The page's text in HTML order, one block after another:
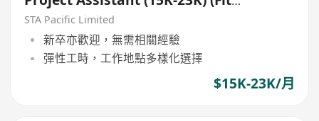
out project)
STA Pacific Limited
新卒亦歡迎，無需相關經驗
彈性工時，工作地點多樣化選擇
$15K-23K/月